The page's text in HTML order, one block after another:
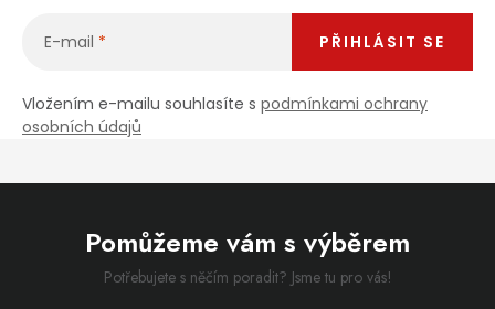
E-mail
Vložením e-mailu souhlasíte s podmínkami ochrany
osobních údajů
PŘIHLÁSIT SE
Pomůžeme vám s výběrem
Potřebujete s něčím poradit? Jsme tu pro vás!